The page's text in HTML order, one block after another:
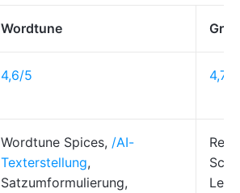
Wordtune
4,6/5 4,7/5
Wordtune Spices, /AI-
Texterstellung,
Satzumformulierung,